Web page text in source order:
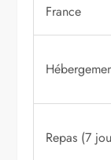
France
Repas (7